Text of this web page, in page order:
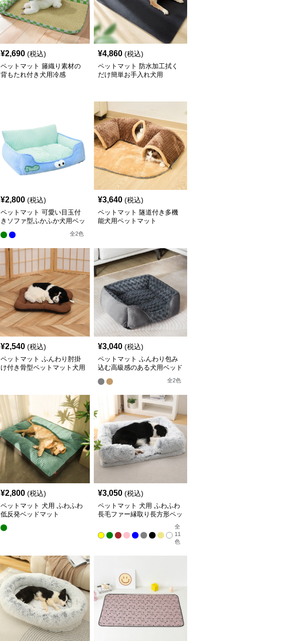
¥2,690 (税込)
ペットマット 籐織り素材の
背もたれ付き犬用冷感
¥4,860 (税込)
ペットマット 防水加工拭く
だけ簡単お手入れ犬用
¥2,800 (税込)
ペットマット 可愛い目玉付
きソファ型ふかふか犬用ベッ
全2色
¥3,640 (税込)
ペットマット 隧道付き多機
能犬用ペットマット
¥2,540 (税込)
ペットマット ふんわり肘掛
け付き骨型ペットマット犬用
¥3,040 (税込)
ペットマット ふんわり包み
込む高級感のある犬用ベッド
全2色
¥2,800 (税込)
ペットマット 犬用 ふわふわ
低反発ベッドマット
¥3,050 (税込)
ペットマット 犬用 ふわふわ
長毛ファー縁取り長方形ペッ
全
11
色